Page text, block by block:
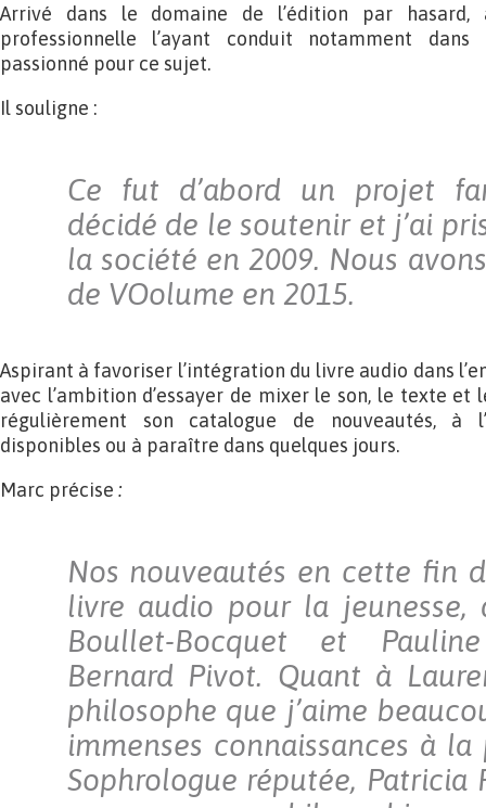
Arrivé dans le domaine de l’édition par hasard,
professionnelle l’ayant conduit notamment dans
passionné pour ce sujet.
Il souligne :
Ce fut d’abord un projet
décidé de le soutenir et j’ai
la société en 2009. Nous
de VOolume en 2015.
Aspirant à favoriser l’intégration du livre audio dans
avec l’ambition d’essayer de mixer le son, le texte et
régulièrement son catalogue de nouveautés, à
disponibles ou à paraître dans quelques jours.
Marc précise :
Nos nouveautés en cette fin
livre audio pour la jeunesse,
Boullet-Bocquet et
Bernard Pivot. Quant à
philosophe que j’aime
immenses connaissances à
Sophrologue réputée, Patricia